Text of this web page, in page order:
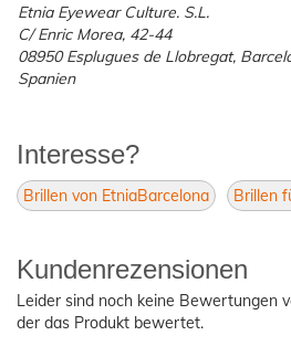
Etnia Eyewear Culture. S.L.
C/ Enric Morea, 42-44
08950 Esplugues de Llobregat,
Spanien
Interesse?
Brillen von EtniaBarcelona Brillen
Kundenrezensionen
Leider sind noch keine Bewertungen
der das Produkt bewertet.